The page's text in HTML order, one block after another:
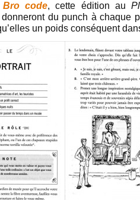
Bro code, cette édition au
du punch à chaque
un poids conséquent